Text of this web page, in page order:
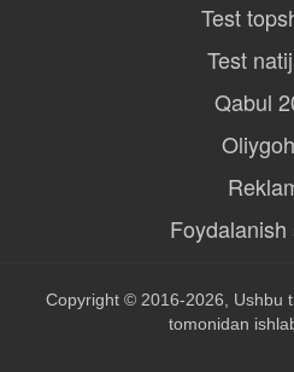
Test
Test
Qabul
Copyright © 2016-2026, Ushbu
tomonidan